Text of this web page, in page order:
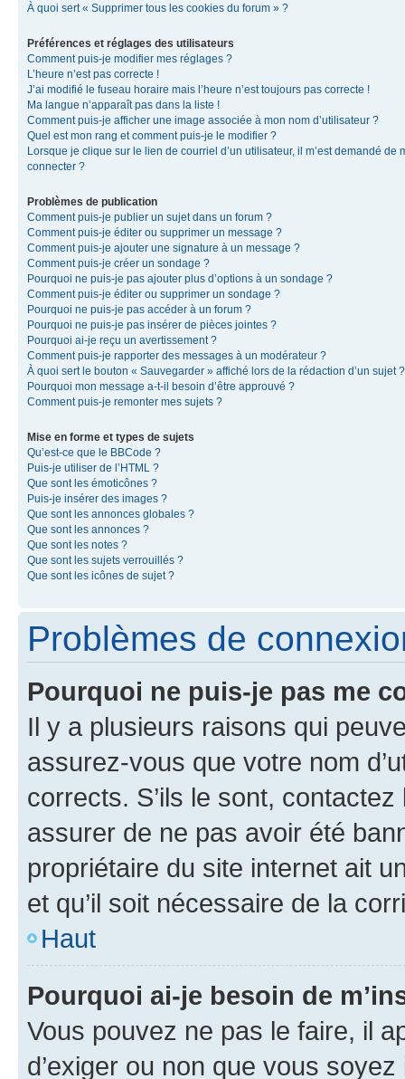
À quoi sert « Supprimer tous les cookies du forum » ?
Préférences et réglages des utilisateurs
Comment puis-je modifier mes réglages ?
L’heure n’est pas correcte !
J’ai modifié le fuseau horaire mais l’heure n’est toujours pas correcte !
Ma langue n’apparaît pas dans la liste !
Comment puis-je afficher une image associée à mon nom d’utilisateur ?
Quel est mon rang et comment puis-je le modifier ?
Lorsque je clique sur le lien de courriel d’un utilisateur, il m’est demandé de
connecter ?
Problèmes de publication
Comment puis-je publier un sujet dans un forum ?
Comment puis-je éditer ou supprimer un message ?
Comment puis-je ajouter une signature à un message ?
Comment puis-je créer un sondage ?
Pourquoi ne puis-je pas ajouter plus d’options à un sondage ?
Comment puis-je éditer ou supprimer un sondage ?
Pourquoi ne puis-je pas accéder à un forum ?
Pourquoi ne puis-je pas insérer de pièces jointes ?
Pourquoi ai-je reçu un avertissement ?
Comment puis-je rapporter des messages à un modérateur ?
À quoi sert le bouton « Sauvegarder » affiché lors de la rédaction d’un sujet ?
Pourquoi mon message a-t-il besoin d’être approuvé ?
Comment puis-je remonter mes sujets ?
Mise en forme et types de sujets
Qu’est-ce que le BBCode ?
Puis-je utiliser de l’HTML ?
Que sont les émoticônes ?
Puis-je insérer des images ?
Que sont les annonces globales ?
Que sont les annonces ?
Que sont les notes ?
Que sont les sujets verrouillés ?
Que sont les icônes de sujet ?
Problèmes de
Pourquoi ne puis-je pas me
Il y a plusieurs raisons qui
assurez-vous que votre nom
corrects. S’ils le sont,
assurer de ne pas avoir été
propriétaire du site internet ait
et qu’il soit nécessaire de la
Haut
Pourquoi ai-je besoin de
Vous pouvez ne pas le faire, il
d’exiger ou non que vous